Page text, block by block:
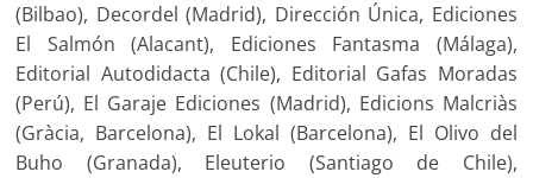
(Bilbao), Decordel (Madrid), Dirección Única, Ediciones
El Salmón (Alacant), Ediciones Fantasma (Málaga),
Editorial Autodidacta (Chile), Editorial Gafas Moradas
(Perú), El Garaje Ediciones (Madrid), Edicions Malcriàs
(Gràcia, Barcelona), El Lokal (Barcelona), El Olivo del
Buho (Granada), Eleuterio (Santiago de Chile),